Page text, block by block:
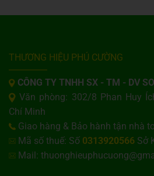
THƯƠNG HIỆU PHÚ CƯỜNG
CÔNG TY TNHH SX - TM - DV
Văn phòng: 302/8 Phan Huy
Chí Minh
Giao hàng & Bảo hành tận nhà
Mã số thuế: Số 0313920566 Sở
Mail: